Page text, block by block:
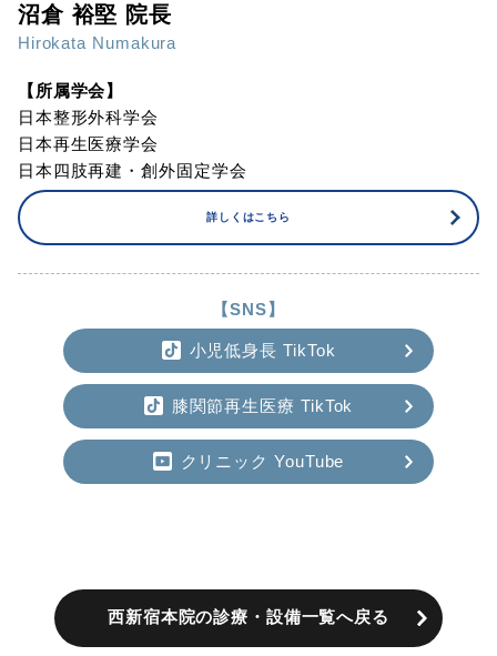
沼倉 裕堅 院長
Hirokata Numakura
【所属学会】
日本整形外科学会
日本再生医療学会
日本四肢再建・創外固定学会
詳しくはこちら
【SNS】
小児低身長 TikTok
膝関節再生医療 TikTok
クリニック YouTube
西新宿本院の診療・設備一覧へ戻る